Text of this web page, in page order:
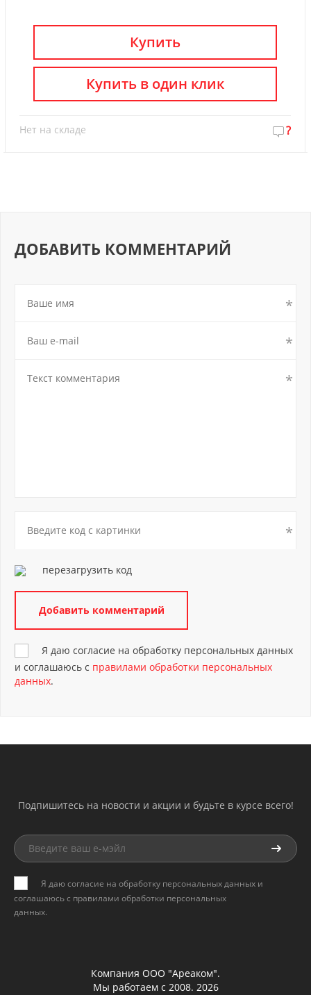
Купить
Нет на складе ?
Купить в один клик
ДОБАВИТЬ КОММЕНТАРИЙ
перезагрузить код
Я даю согласие на обработку персональных данных
и соглашаюсь с правилами обработки персональных
данных.
Подпишитесь на новости и акции и будьте в курсе всего!
Я даю согласие на обработку персональных данных и
соглашаюсь с правилами обработки персональных
данных.
Компания ООО "Ареаком".
Мы работаем с 2008. 2026